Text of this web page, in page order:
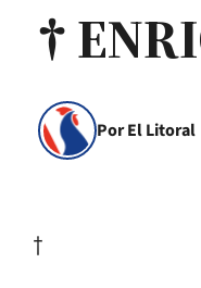
†
Por El Litoral
†